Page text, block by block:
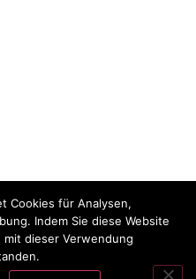
Cookies für Analysen,
Indem Sie diese Website
dieser Verwendung